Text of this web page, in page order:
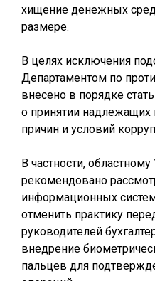
хищение денежных
размере.
В целях исключения
Департаментом по
внесено в порядке
о принятии
причин и условий
В частности,
рекомендовано
информационных
отменить практику
руководителей
внедрение
пальцев для